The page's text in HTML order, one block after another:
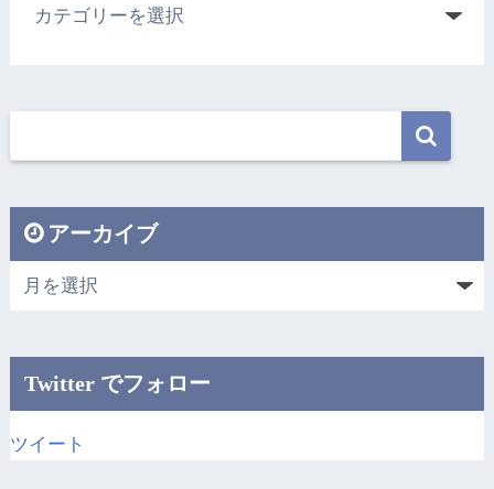
アーカイブ
Twitter でフォロー
ツイート